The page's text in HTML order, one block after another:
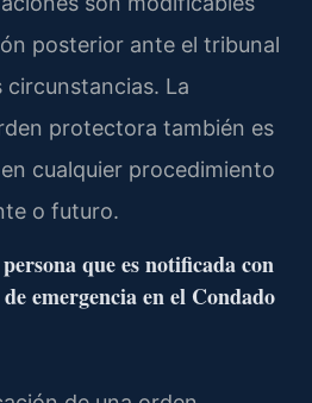
posterior ante el tribunal
circunstancias. La
protectora también es
cualquier procedimiento
o futuro.
que es notificada con
emergencia en el Condado